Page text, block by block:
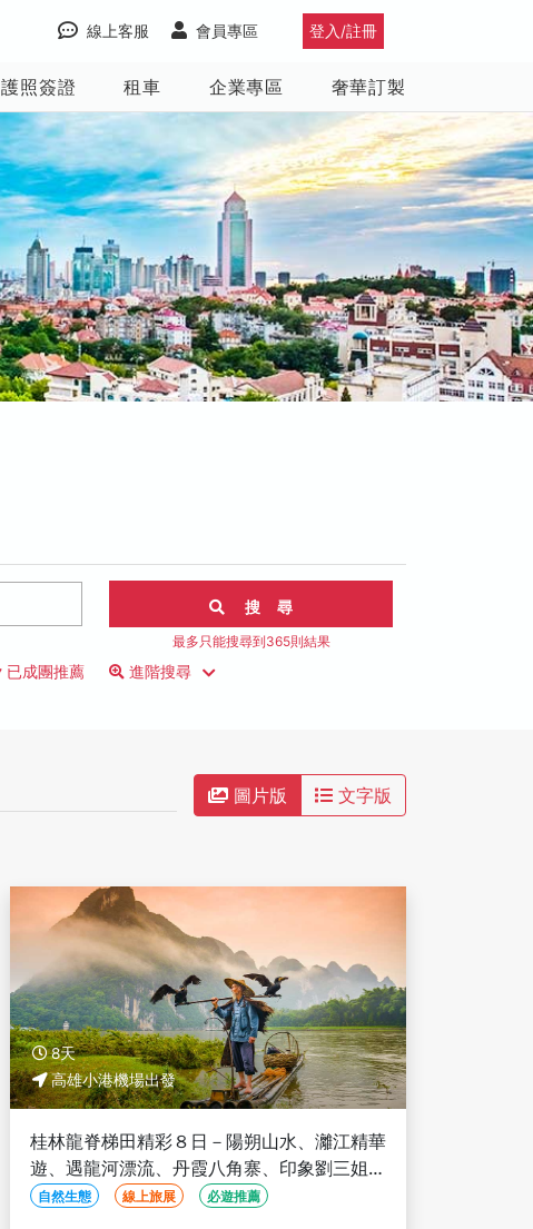
登入/註冊
會員專區
線上客服
護照簽證 租車 企業專區 奢華訂製
已成團推薦
搜 尋
最多只能搜尋到365則結果
進階搜尋
圖片版 文字版
8天
高雄小港機場出發
桂林龍脊梯田精彩８日－陽朔山水、灕江精華
遊、遇龍河漂流、丹霞八角寨、印象劉三姐、
升級三星遊船-高雄出發(文化參訪)
自然生態 線上旅展 必遊推薦